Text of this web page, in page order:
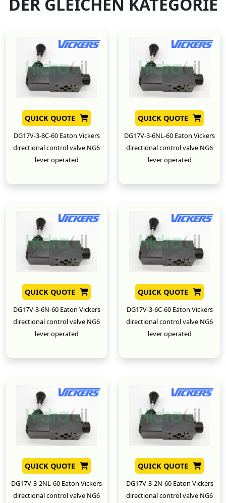
QUICK QUOTE
DG17V-3-8C-60 Eaton Vickers
directional control valve NG6
lever operated
QUICK QUOTE
DG17V-3-6NL-60 Eaton Vickers
directional control valve NG6
lever operated
QUICK QUOTE
DG17V-3-6N-60 Eaton Vickers
directional control valve NG6
lever operated
QUICK QUOTE
DG17V-3-6C-60 Eaton Vickers
directional control valve NG6
lever operated
QUICK QUOTE
DG17V-3-2NL-60 Eaton Vickers
directional control valve NG6
QUICK QUOTE
DG17V-3-2N-60 Eaton Vickers
directional control valve NG6